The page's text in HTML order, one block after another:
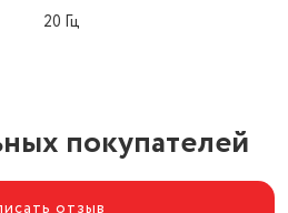
20 Гц
покупателей
отзыв